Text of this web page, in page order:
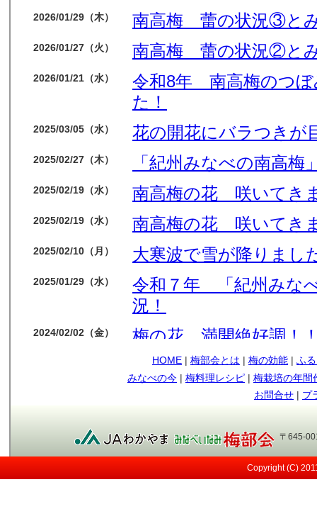
2026/01/29（木） 南高梅 蕾の状況③と
2026/01/27（火） 南高梅 蕾の状況②と
2026/01/21（水）
令和8年 南高梅のつぼ
た！
2025/03/05（水） 花の開花にバラつきが
2025/02/27（木） 「紀州みなべの南高
2025/02/19（水） 南高梅の花 咲いてき
2025/02/19（水） 南高梅の花 咲いてき
2025/02/10（月） 大寒波で雪が降りまし
2025/01/29（水）
令和７年 「紀州みな
況！
2024/02/02（金） 梅の花 満開絶好調！
今年も梅の花順調です
もう少しで収獲です
順調に育ってます
2023/03/29（水） 今年も南高梅の実が見
HOME | 梅部会とは | 梅の効能 | ふ
みなべの今 | 梅料理レシピ | 梅栽培の年間
お問合せ | プ
〒645-
Copyright (C)